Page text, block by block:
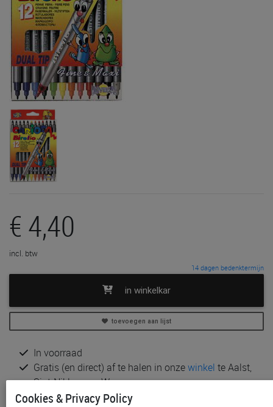
€ 4,40
incl. btw
14 dagen bedenktermijn
in winkelkar
toevoegen aan lijst
In voorraad
Gratis (en direct) af te halen in onzewinkel te Aalst,
Sint-Niklaas en Waregem
Gratis (na bestelling) af te halen in onze
Cookies & Privacy Policy